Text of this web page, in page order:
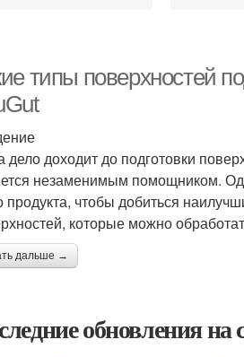
типы поверхностей
дело доходит до подготовки
незаменимым помощником.
продукта, чтобы добиться
которые можно
дальше →
обновления на